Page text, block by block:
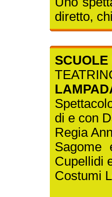
diretto,
di e con
Regia
Sagome
Cupellidi
Costumi